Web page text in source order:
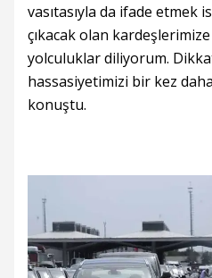
vasıtasıyla da ifade etmek
çıkacak olan
yolculuklar diliyorum.
hassasiyetimizi bir kez
konuştu.